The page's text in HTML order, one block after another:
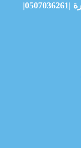
شركة مكافحة الثعابين في الفجيرة |0507036261|